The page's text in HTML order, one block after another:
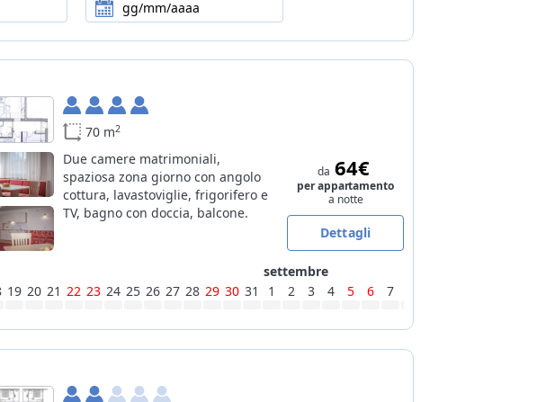
gg/mm/aaaa
70 m2
Due camere matrimoniali,
spaziosa zona giorno con angolo
cottura, lavastoviglie, frigorifero e
TV, bagno con doccia, balcone.
da 64€
per appartamento
a notte
Dettagli
19 20 21 22 23 24 25 26 27 28 29 30 31
settembre
1
2 3 4 5 6 7